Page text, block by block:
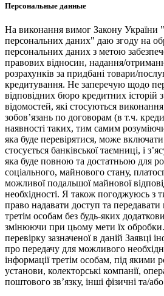
Персональные данные
На виконання вимог Закону України
персональних даних" даю згоду на
персональних даних з метою
правових відносин, надання/
розрахунків за придбані товари/
кредитування. Не заперечую щодо
відповідних бюро кредитних історій
відомостей, які стосуються
зобов’язань по договорам (в т.ч.
наявності таких, тим самим
яка буде перевірятися, може
стосується банківської таємниці, і
яка буде повною та достатньою для
соціального, майнового стану,
можливої подальшої майнової
необхідності. Я також погоджуюсь з
право надавати доступ та передавати
третім особам без будь-яких
змінюючи при цьому мети їх
перевірку зазначеної в даній Заявці
про передачу для можливого
інформації третім особам, під якими
установи, колекторські компанії,
поштового зв’язку, інші фізичні та/